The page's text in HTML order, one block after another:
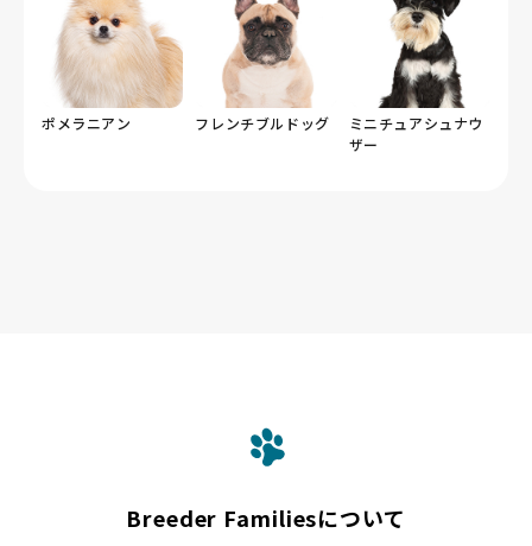
ポメラニアン フレンチブルドッグ
ミニチュアシュナウ
ザー
Breeder Familiesについて